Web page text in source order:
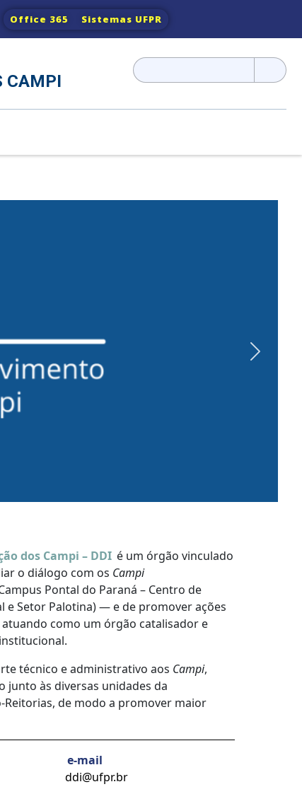
Office 365 Sistemas UFPR
CAMPI
Pesquisar
por:
Next
dos Campi – DDI é um órgão vinculado
o diálogo com os Campi
Pontal do Paraná – Centro de
e Setor Palotina) — e de promover ações
como um órgão catalisador e
técnico e administrativo aos Campi,
junto às diversas unidades da
Reitorias, de modo a promover maior
e-mail
ddi@ufpr.br